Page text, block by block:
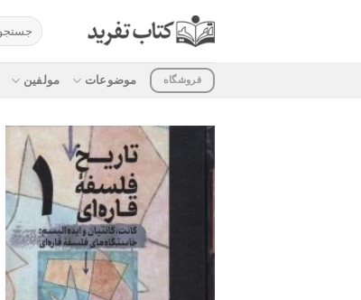
جستجو
برای:
فروشگاه موضوعات مولفین